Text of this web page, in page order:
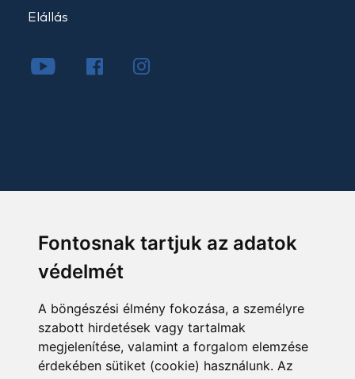
Fontosnak tartjuk az adatok
védelmét
A böngészési élmény fokozása, a személyre
szabott hirdetések vagy tartalmak
megjelenítése, valamint a forgalom elemzése
érdekében sütiket (cookie) használunk. Az
Elállás